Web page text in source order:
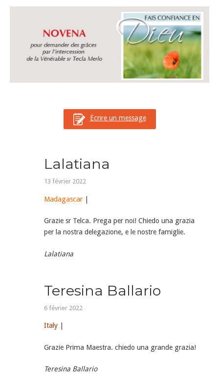
Ècrire un message
Lalatiana
13 février 2022
Madagascar |
Grazie sr Telca. Prega per noi! Chiedo una grazia
per la nostra delegazione, e le nostre famiglie.
Lalatiana
Teresina Ballario
6 février 2022
Italy
Grazie Prima Maestra. chiedo una grande grazia!
Teresina Ballario